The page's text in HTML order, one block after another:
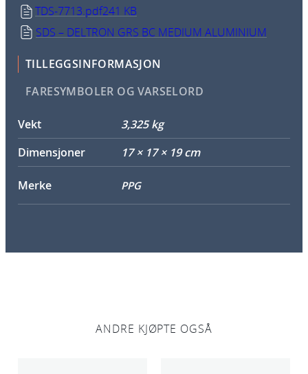
TDS-7713.pdf241 KB
SDS – DELTRON GRS BC MEDIUM ALUMINIUM
TILLEGGSINFORMASJON
FARESYMBOLER OG VARSELORD
Vekt
3,325 kg
Dimensjoner
17 × 17 × 19 cm
Merke PPG
ANDRE KJØPTE OGSÅ